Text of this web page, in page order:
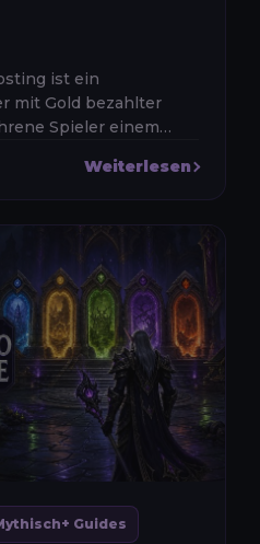
ist ein
mit Gold bezahlter
Spieler einem
zu erhalten
Weiterlesen
Guides